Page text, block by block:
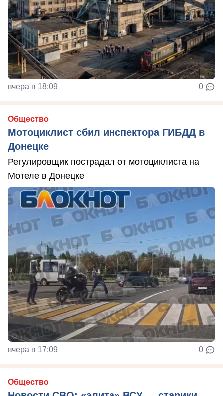
вчера в 18:09 0
Общество
Мотоциклист сбил инспектора ГИБДД в
Донецке
Регулировщик пострадал от мотоциклиста на
Мотеле в Донецке
вчера в 17:09 0
Общество